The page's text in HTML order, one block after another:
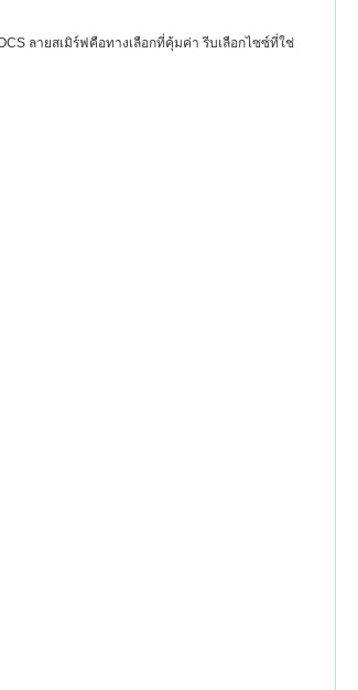
ลายสเมิร์ฟคือทางเลือกที่คุ้มค่า รีบเลือกไซซ์ที่ใช่